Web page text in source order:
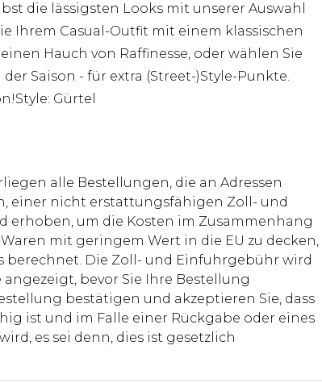
die lässigsten Looks mit unserer Auswahl
Ihrem Casual-Outfit mit einem klassischen
Hauch von Raffinesse, oder wählen Sie
Saison - für extra (Street-)Style-Punkte.
Gürtel
alle Bestellungen, die an Adressen
einer nicht erstattungsfähigen Zoll- und
erhoben, um die Kosten im Zusammenhang
mit geringem Wert in die EU zu decken,
berechnet. Die Zoll- und Einfuhrgebühr wird
angezeigt, bevor Sie Ihre Bestellung
bestätigen und akzeptieren Sie, dass
ist und im Falle einer Rückgabe oder eines
es sei denn, dies ist gesetzlich